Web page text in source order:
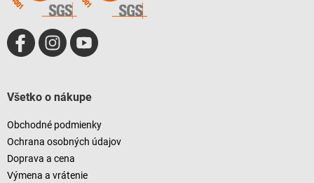
Všetko o nákupe
Obchodné podmienky
Ochrana osobných údajov
Doprava a cena
Výmena a vrátenie